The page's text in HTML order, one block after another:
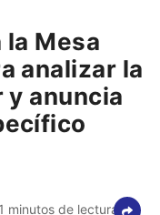
Mesa
analizar la
anuncia
minutos de lectura